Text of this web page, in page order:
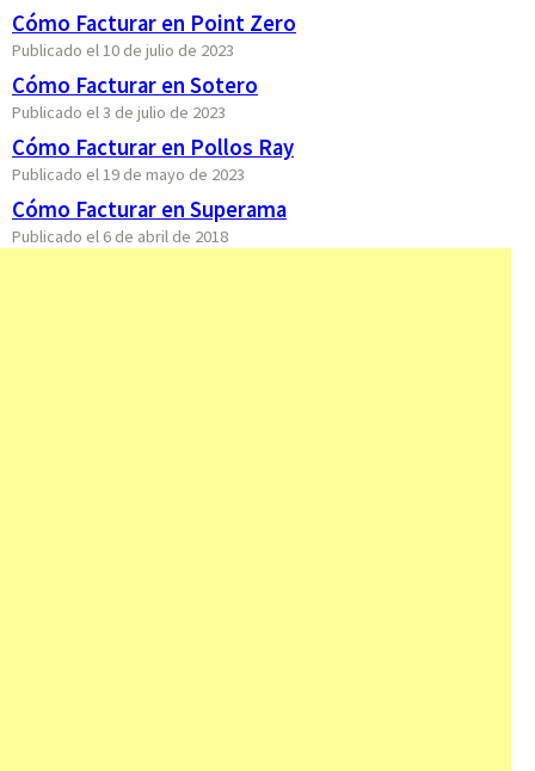
Cómo Facturar en Point Zero
Publicado el 10 de julio de 2023
Cómo Facturar en Sotero
Publicado el 3 de julio de 2023
Cómo Facturar en Pollos Ray
Publicado el 19 de mayo de 2023
Cómo Facturar en Superama
Publicado el 6 de abril de 2018